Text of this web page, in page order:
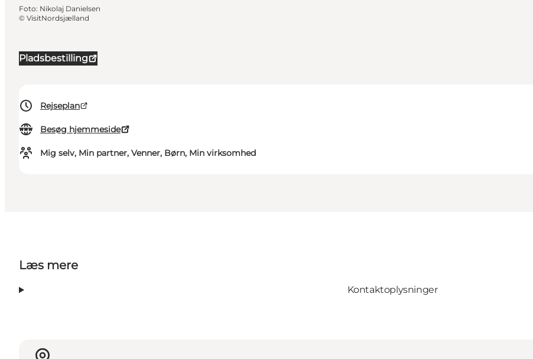
Pladsbestilling
Rejseplan
Besøg hjemmeside
Mig selv, Min partner, Venner, Børn, Min virksomhed
Foto: Nikolaj Danielsen
© VisitNordsjælland
Læs mere
Kontaktoplysninger